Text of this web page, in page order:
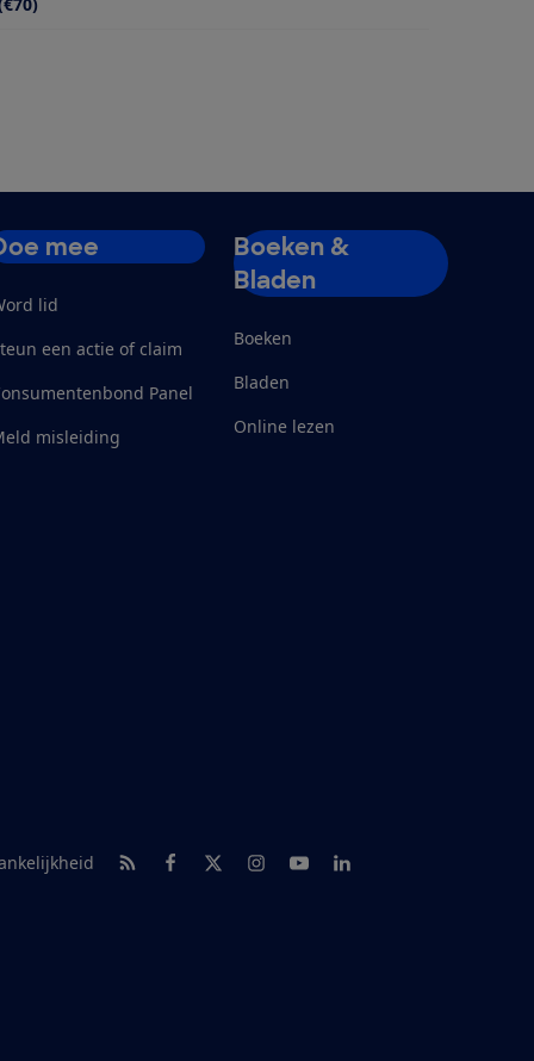
mee
lid
een actie of claim
Panel
misleiding
Boeken &
Bladen
Boeken
Bladen
Online lezen
RSS-feed nieuws
Facebook
TwitterInstagram
YoutubeLinkedIn